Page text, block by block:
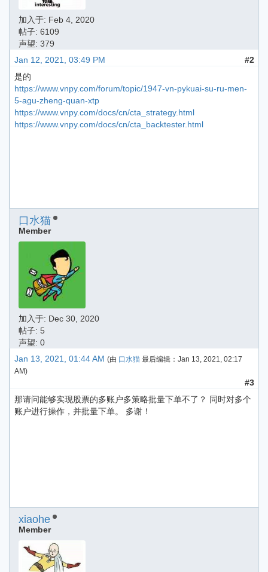
加入于: Feb 4, 2020
帖子: 6109
声望: 379
Jan 12, 2021, 03:49 PM
#2
是的
https://www.vnpy.com/forum/topic/1947-vn-pykuai-su-ru-men-
5-agu-zheng-quan-xtp
https://www.vnpy.com/docs/cn/cta_strategy.html
https://www.vnpy.com/docs/cn/cta_backtester.html
口水猫
Member
加入于: Dec 30, 2020
帖子: 5
声望: 0
Jan 13, 2021, 01:44 AM (由 口水猫 最后编辑： Jan 13, 2021, 02:17
AM)
#3
那请问能够实现股票的多账户多策略批量下单不了？ 同时对多个
账户进行操作，并批量下单。 多谢！
xiaohe
Member